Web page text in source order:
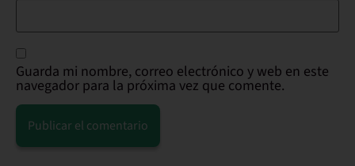
Guarda mi nombre, correo electrónico y web en este
navegador para la próxima vez que comente.